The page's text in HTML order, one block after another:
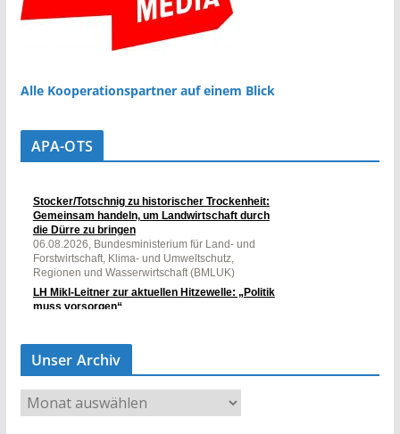
Alle Kooperationspartner auf einem Blick
APA-OTS
Unser Archiv
U
n